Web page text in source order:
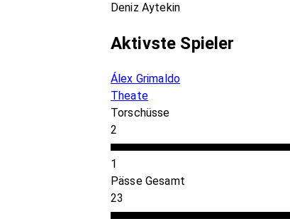
Deniz Aytekin
Aktivste Spieler
Álex Grimaldo
Theate
Torschüsse
2
1
Pässe Gesamt
23